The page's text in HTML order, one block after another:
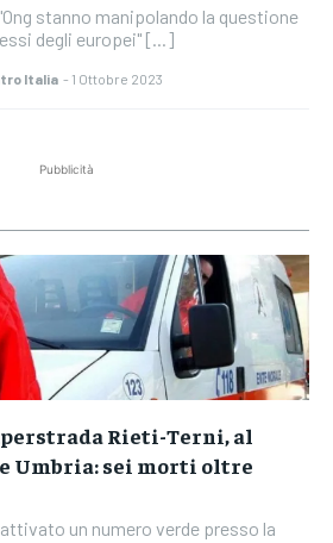
stanno manipolando la questione
degli europei" [...]
Italia - 1 Ottobre 2023
Pubblicità
Rieti-Terni, al
Umbria: sei morti oltre
un numero verde presso la